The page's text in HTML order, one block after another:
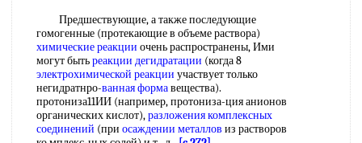
Предшествующие, а также последующие
гомогенные (протекающие в объеме раствора)
химические реакции очень распространены, Ими
могут бытьреакции дегидратации (когда 8
электрохимической реакции участвует только
негидратнро-ванная формавещества).
протониза11ИИ (например, протониза-ция анионов
органических кислот),разложения комплексных
соединений (при осаждении металлов из растворов